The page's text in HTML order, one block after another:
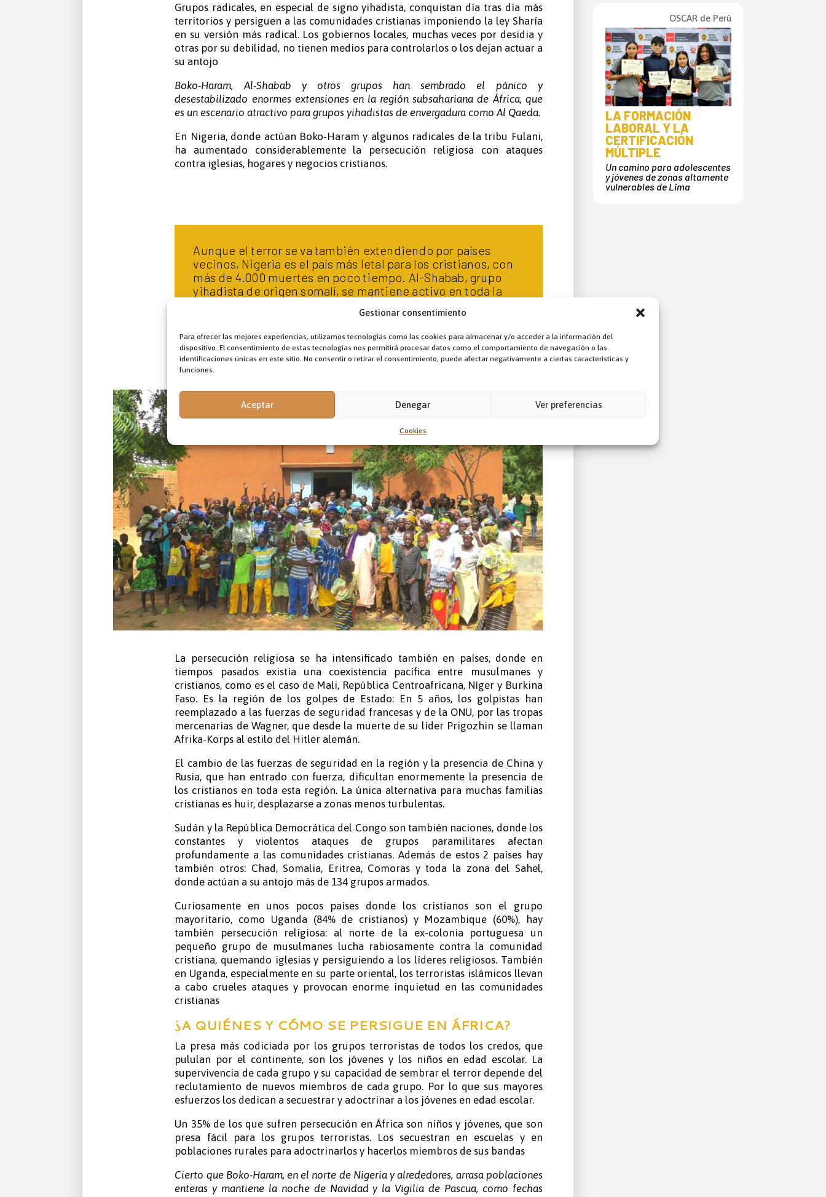
Gestionar consentimiento
Para ofrecer las mejores experiencias, utilizamos tecnologías como las cookies para almacenar y/o acceder a la información del
dispositivo. El consentimiento de estas tecnologías nos permitirá procesar datos como el comportamiento de navegación o las
identificaciones únicas en este sitio. No consentir o retirar el consentimiento, puede afectar negativamente a ciertas características y
funciones.
Aceptar Denegar Ver preferencias
Cookies
Grupos radicales, en especial de signo yihadista, conquistan día tras día más
territorios y persiguen a las comunidades cristianas imponiendo la ley Sharía
en su versión más radical. Los gobiernos locales, muchas veces por desidia y
otras por su debilidad, no tienen medios para controlarlos o los dejan actuar a
su antojo
Boko-Haram, Al-Shabab y otros grupos han sembrado el pánico y
desestabilizado enormes extensiones en la región subsahariana de África, que
es un escenario atractivo para grupos yihadistas de envergadura como Al Qaeda.
En Nigeria, donde actúan Boko-Haram y algunos radicales de la tribu Fulani,
ha aumentado considerablemente la persecución religiosa con ataques
contra iglesias, hogares y negocios cristianos.
Aunque el terror se va también extendiendo por países
vecinos, Nigeria es el país más letal para los cristianos, con
más de 4.000 muertes en poco tiempo. Al-Shabab, grupo
yihadista de origen somalí, se mantiene activo en toda la
su terror por tierras de Kenia y Uganda.
La persecución religiosa se ha intensificado también en países, donde en
tiempos pasados existía una coexistencia pacífica entre musulmanes y
cristianos, como es el caso de Mali, República Centroafricana, Níger y Burkina
Faso. Es la región de los golpes de Estado: En 5 años, los golpistas han
reemplazado a las fuerzas de seguridad francesas y de la ONU, por las tropas
mercenarias de Wagner, que desde la muerte de su líder Prigozhin se llaman
Afrika-Korps al estilo del Hitler alemán.
El cambio de las fuerzas de seguridad en la región y la presencia de China y
Rusia, que han entrado con fuerza, dificultan enormemente la presencia de
los cristianos en toda esta región. La única alternativa para muchas familias
cristianas es huir, desplazarse a zonas menos turbulentas.
Sudán y la República Democrática del Congo son también naciones, donde los
constantes y violentos ataques de grupos paramilitares afectan
profundamente a las comunidades cristianas. Además de estos 2 países hay
también otros: Chad, Somalia, Eritrea, Comoras y toda la zona del Sahel,
donde actúan a su antojo más de 134 grupos armados.
Curiosamente en unos pocos países donde los cristianos son el grupo
mayoritario, como Uganda (84% de cristianos) y Mozambique (60%), hay
también persecución religiosa: al norte de la ex-colonia portuguesa un
pequeño grupo de musulmanes lucha rabiosamente contra la comunidad
cristiana, quemando iglesias y persiguiendo a los líderes religiosos. También
en Uganda, especialmente en su parte oriental, los terroristas islámicos llevan
a cabo crueles ataques y provocan enorme inquietud en las comunidades
cristianas
¿A QUIÉNES Y CÓMO SE PERSIGUE EN ÁFRICA?
La presa más codiciada por los grupos terroristas de todos los credos, que
pululan por el continente, son los jóvenes y los niños en edad escolar. La
supervivencia de cada grupo y su capacidad de sembrar el terror depende del
reclutamiento de nuevos miembros de cada grupo. Por lo que sus mayores
esfuerzos los dedican a secuestrar y adoctrinar a los jóvenes en edad escolar.
Un 35% de los que sufren persecución en África son niños y jóvenes, que son
presa fácil para los grupos terroristas. Los secuestran en escuelas y en
poblaciones rurales para adoctrinarlos y hacerlos miembros de sus bandas
Cierto que Boko-Haram, en el norte de Nigeria y alrededores, arrasa poblaciones
enteras y mantiene la noche de Navidad y la Vigilia de Pascua, como fechas
OSCAR de Perú
LA FORMACIÓN
LABORAL Y LA
CERTIFICACIÓN
MÚLTIPLE
Un camino para adolescentes
y jóvenes de zonas altamente
vulnerables de Lima